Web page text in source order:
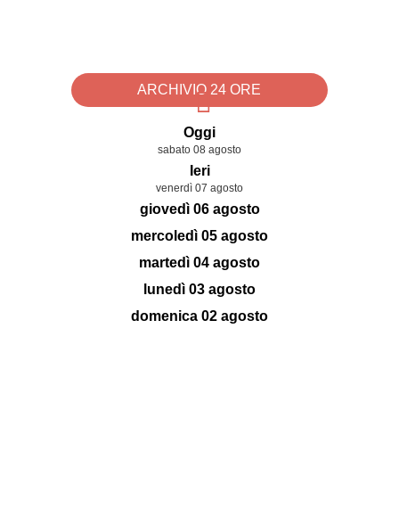
ARCHIVIO 24 ORE
Oggi
sabato 08 agosto
Ieri
venerdì 07 agosto
giovedì 06 agosto
mercoledì 05 agosto
martedì 04 agosto
lunedì 03 agosto
domenica 02 agosto